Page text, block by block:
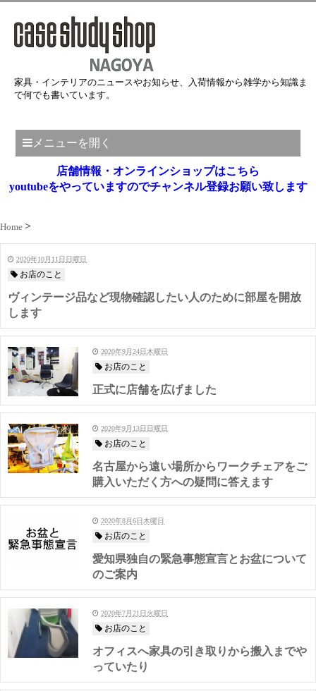
家具・インテリアのニュースやお知らせ、入荷情報から雑学から知識ま
で何でも書いています。
メニューを開く
店舗情報・オンラインショップはこちら
youtubeをやっていますのでチャンネル登録お願い致します
Home
2020年10月11日日曜日
お店のこと
ヴィンテージ品など現物確認したい人のために部屋を開放
します
2020年9月24日木曜日
お店のこと
正式に店舗を広げました
2020年9月13日日曜日
お店のこと
名古屋から遠い場所からワークチェアをご
購入いただく方への疑問に答えます
2020年8月6日木曜日
お店のこと
愛知県独自の緊急事態宣言とお盆について
のご案内
2020年7月21日火曜日
お店のこと
オフィスへ家具の引き取りから搬入までや
っていたり